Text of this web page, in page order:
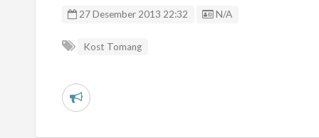
27 Desember 2013 22:32 Listing ID
N/A
Kost Tomang
L